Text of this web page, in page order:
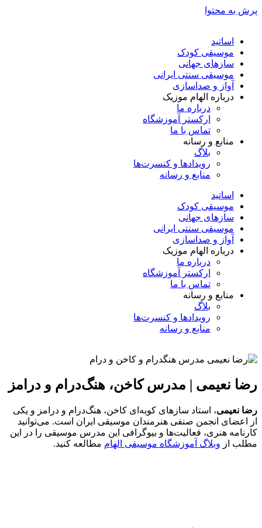
پرش به محتوا
اساتید
موسیقی کودک
سازهای جهانی
موسیقی سنتی ایرانی
آواز و صداسازی
درباره الهام موزیک
درباره ما
ارکستر آموزشگاه
تماس با ما
منابع و رسانه
بلاگ
رویدادها و کنسرت‌ها
منابع و رسانه
اساتید
موسیقی کودک
سازهای جهانی
موسیقی سنتی ایرانی
آواز و صداسازی
درباره الهام موزیک
درباره ما
ارکستر آموزشگاه
تماس با ما
منابع و رسانه
بلاگ
رویدادها و کنسرت‌ها
منابع و رسانه
رضا نعیمی | مدرس کاخن، هنگ‌درام و درامز
رضا نعیمی، استاد سازهای کوبه‌ای کاخن، هنگ‌درام و درامز و یکی
از اعضای انجمن صنفی هنرمندان موسیقی ایران است. می‌توانید
کارنامه هنری، فعالیت‌ها و بیوگرافی این مدرس موسیقی را در این
مطلب از وبلاگ آموزشگاه موسیقی الهام مطالعه کنید.